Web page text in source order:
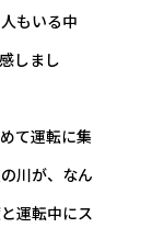
もいる中
しまし
て運転に集
川が、なん
運転中にス